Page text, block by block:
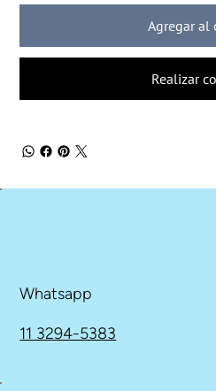
Agregar al
Realizar
Whatsapp
11 3294-5383